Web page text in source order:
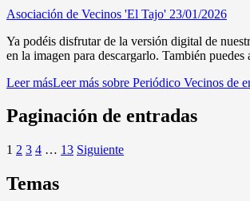
Asociación de Vecinos 'El Tajo' 23/01/2026
Ya podéis disfrutar de la versión digital de
en la imagen para descargarlo. También puedes
Leer másLeer más sobre Periódico Vecinos de
Paginación de entradas
1 2 3 4 … 13 Siguiente
Temas